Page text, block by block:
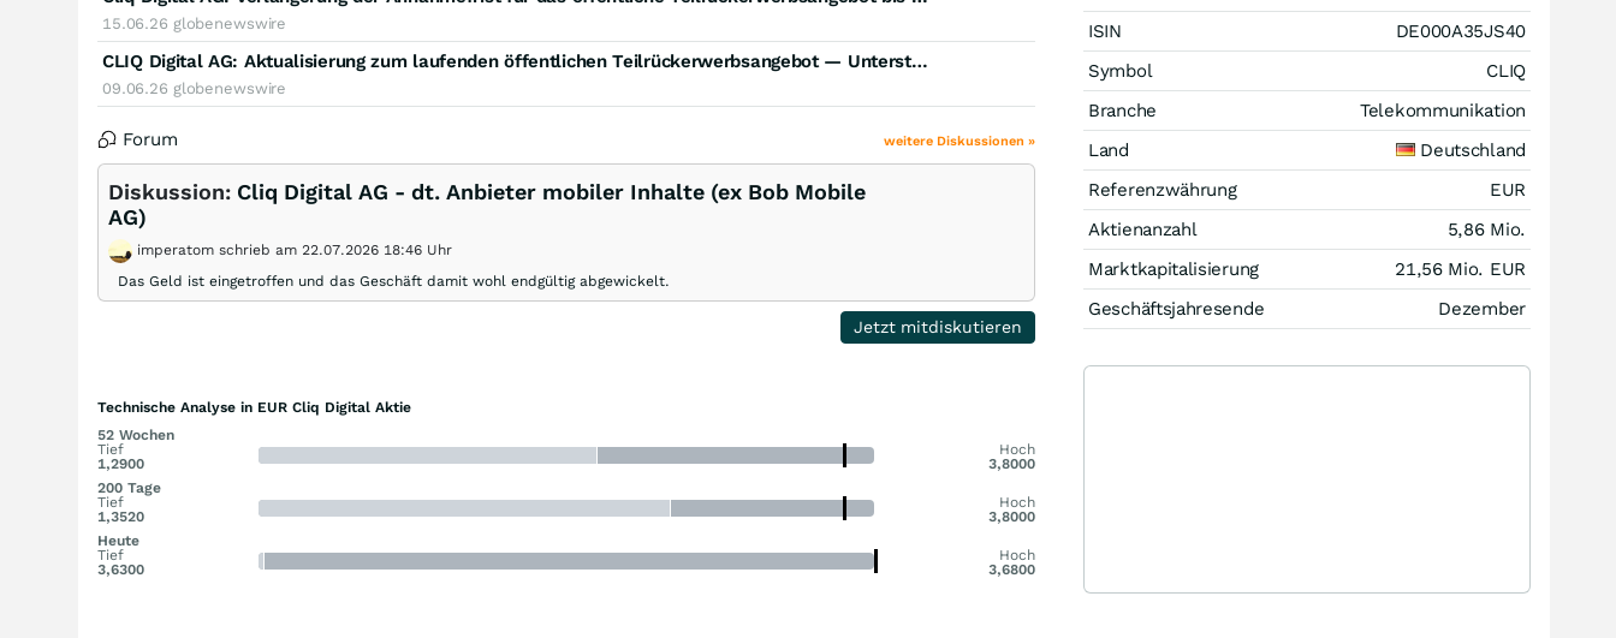
15.06.26 globenewswire
CLIQ Digital AG: Aktualisierung zum laufenden öffentlichen Teilrückerwerbsangebot — Unterstützung für Aktionäre und Ausblick des Vorstands auf die künftige Aktionärsstruktur der Gesellschaft
09.06.26 globenewswire
Forum weitere Diskussionen »
Diskussion: Cliq Digital AG - dt. Anbieter mobiler Inhalte (ex Bob Mobile
AG)
imperatom schrieb am 22.07.2026 18:46 Uhr
Das Geld ist eingetroffen und das Geschäft damit wohl endgültig abgewickelt.
Jetzt mitdiskutieren
Technische Analyse in EUR Cliq Digital Aktie
52 Wochen
Tief
1,2900
Hoch
3,8000
200 Tage
Tief
1,3520
Hoch
3,8000
Heute
Tief
3,6300
Hoch
3,6800
ISIN
DE000A35JS40
Symbol
CLIQ
Branche
Telekommunikation
Land
Deutschland
Referenzwährung
EUR
Aktienanzahl
5,86 Mio.
Marktkapitalisierung
21,56 Mio. EUR
Geschäftsjahresende
Dezember